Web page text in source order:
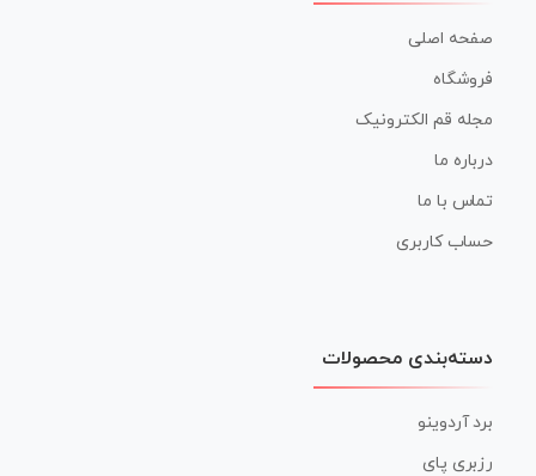
صفحه اصلی
فروشگاه
مجله قم الکترونیک
درباره ما
تماس با ما
حساب کاربری
دسته‌بندی محصولات
برد آردوینو
رزبری پای